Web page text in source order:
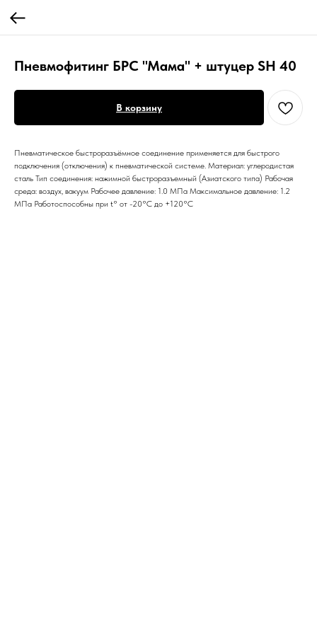
Пневмофитинг БРС "Мама" + штуцер SH 40
В корзину
Пневматическое быстроразъёмное соединение применяется для быстрого
подключения (отключения) к пневматической системе. Материал: углеродистая
сталь Тип соединения: нажимной быстроразъемный (Азиатского типа) Рабочая
среда: воздух, вакуум Рабочее давление: 1.0 МПа Максимальное давление: 1.2
МПа Работоспособны при t° от -20°С до +120°С